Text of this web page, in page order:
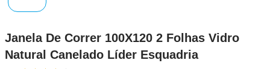
Janela De Correr 100X120 2 Folhas Vidro
Natural Canelado Líder Esquadria
8º chuveiro
9º porta